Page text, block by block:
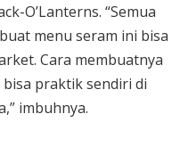
O’Lanterns. “Semua
menu seram ini bisa
Cara membuatnya
praktik sendiri di
imbuhnya.